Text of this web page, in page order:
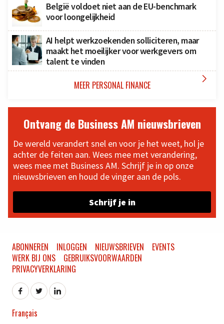
België voldoet niet aan de EU-benchmark
voor loongelijkheid
AI helpt werkzoekenden solliciteren, maar
maakt het moeilijker voor werkgevers om
talent te vinden
MEER PERSONAL FINANCE 
Ontvang de Business AM nieuwsbrieven
De wereld verandert snel en voor je het weet, hol je
achter de feiten aan. Wees mee met verandering,
wees mee met Business AM. Schrijf je in op onze
nieuwsbrieven en houd de vinger aan de pols.
Schrijf je in
ABONNEREN INLOGGEN NIEUWSBRIEVEN
EVENTS
WERK BIJ ONS
GEBRUIKSVOORWAARDEN
PRIVACYVERKLARING
Français